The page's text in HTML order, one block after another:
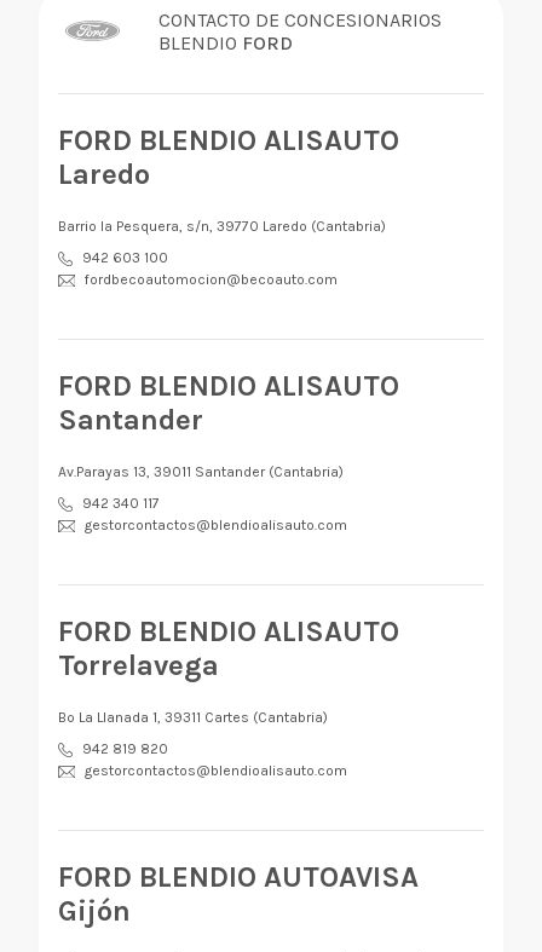
CONTACTO DE CONCESIONARIOS
BLENDIO FORD
FORD BLENDIO ALISAUTO
Laredo
Barrio la Pesquera, s/n, 39770 Laredo (Cantabria)
942 603 100
fordbecoautomocion@becoauto.com
FORD BLENDIO ALISAUTO
Santander
Av.Parayas 13, 39011 Santander (Cantabria)
942 340 117
gestorcontactos@blendioalisauto.com
FORD BLENDIO ALISAUTO
Torrelavega
Bº La Llanada 1, 39311 Cartes (Cantabria)
942 819 820
gestorcontactos@blendioalisauto.com
FORD BLENDIO AUTOAVISA
Gijón